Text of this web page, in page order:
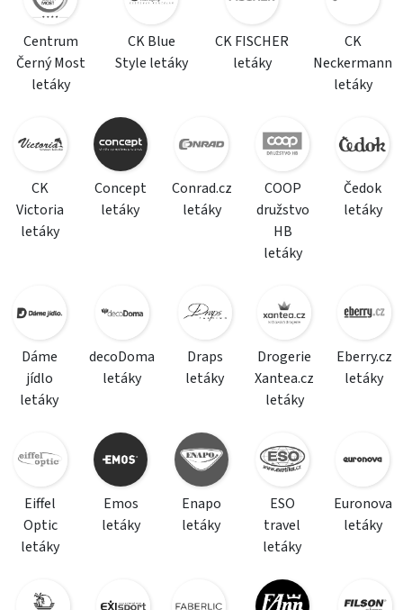
Centrum
Černý Most
letáky
CK Blue
Style letáky
CK FISCHER
letáky
CK
Neckermann
letáky
CK
Victoria
letáky
Concept
letáky
Conrad.cz
letáky
COOP
družstvo
HB
letáky
Čedok
letáky
Dáme
jídlo
letáky
decoDoma
letáky
Draps
letáky
Drogerie
Xantea.cz
letáky
Eberry.cz
letáky
Eiffel
Optic
letáky
Emos
letáky
Enapo
letáky
ESO
travel
letáky
Euronova
letáky